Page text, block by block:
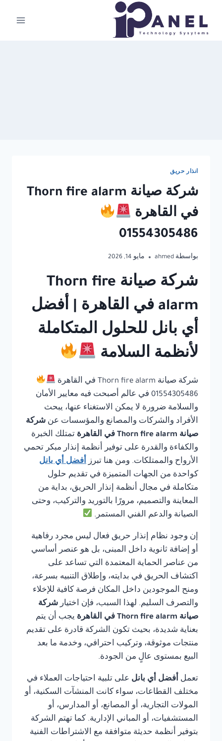
المحتوى
انذار حريق
شركة صيانة Thorn fire alarm
في القاهرة
01554305486
بواسطة ahmed مايو 14, 2026
شركة صيانة Thorn fire
alarm في القاهرة | أفضل
أي بانل للحلول المتكاملة
لأنظمة السلامة
شركة صيانة Thorn fire alarm في القاهرة
01554305486 في عالم أصبحت فيه معايير الأمان
والسلامة ضرورة لا يمكن الاستغناء عنها، يبحث
الأفراد والشركات والمصانع والمؤسسات عن شركة
صيانة Thorn fire alarm في القاهرة
تمتلك الخبرة
والكفاءة والقدرة على توفير أنظمة إنذار مبكر تحمي
الأرواح والممتلكات. ومن هنا تبرز أفضل أي بانل
كواحدة من الجهات المتميزة في تقديم حلول
متكاملة في مجال أنظمة إنذار الحريق، بداية من
المعاينة والتصميم، مرورًا بالتوريد والتركيب، وحتى
الصيانة والدعم الفني المستمر.
إن وجود نظام إنذار حريق فعال ليس مجرد رفاهية
أو إضافة ثانوية داخل المبنى، بل هو عنصر أساسي
من عناصر الحماية المعتمدة التي تساعد على
اكتشاف الحريق في بدايته، وإطلاق التنبيه بسرعة،
ومنح الموجودين داخل المكان فرصة كافية للإخلاء
والتصرف السليم. لهذا السبب، فإن اختيار شركة
صيانة Thorn fire alarm في القاهرة
يجب أن يتم
بعناية شديدة، بحيث تكون الشركة قادرة على تقديم
منتجات موثوقة، وتركيب احترافي، وخدمة ما بعد
البيع بمستوى عالٍ من الجودة.
تعمل أفضل أي بانل على تلبية احتياجات العملاء في
مختلف القطاعات، سواء كانت المنشآت السكنية، أو
المولات التجارية، أو المصانع، أو المدارس، أو
المستشفيات، أو المباني الإدارية. كما تهتم الشركة
بتوفير أنظمة حديثة متوافقة مع الاشتراطات الفنية